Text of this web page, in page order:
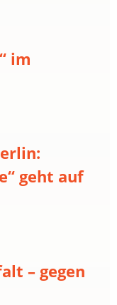
im
geht auf
– gegen